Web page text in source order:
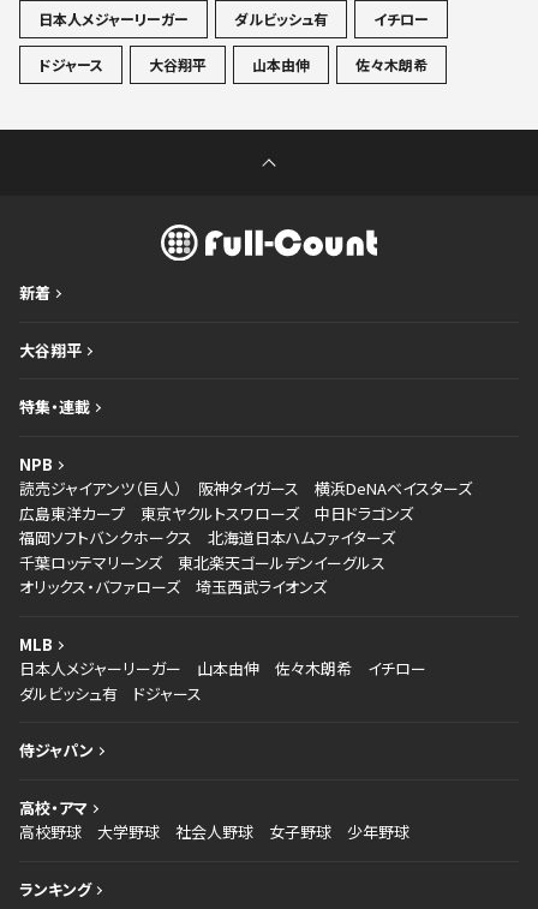
日本人メジャーリーガー
ダルビッシュ有 イチロー
ドジャース 大谷翔平 山本由伸 佐々木朗希
新着
大谷翔平
特集・連載
NPB
読売ジャイアンツ（巨人）
阪神タイガース
横浜DeNAベイスターズ
広島東洋カープ
東京ヤクルトスワローズ
中日ドラゴンズ
福岡ソフトバンクホークス
北海道日本ハムファイターズ
千葉ロッテマリーンズ
東北楽天ゴールデンイーグルス
オリックス・バファローズ
埼玉西武ライオンズ
MLB
日本人メジャーリーガー
山本由伸 佐々木朗希
イチロー
ダルビッシュ有
ドジャース
侍ジャパン
高校・アマ
高校野球
大学野球 社会人野球 女子野球 少年野球
ランキング